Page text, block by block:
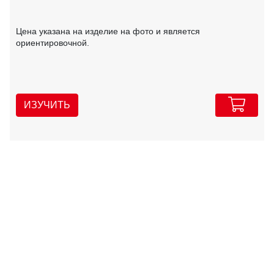
Цена указана на изделие на фото и является
ориентировочной.
ИЗУЧИТЬ